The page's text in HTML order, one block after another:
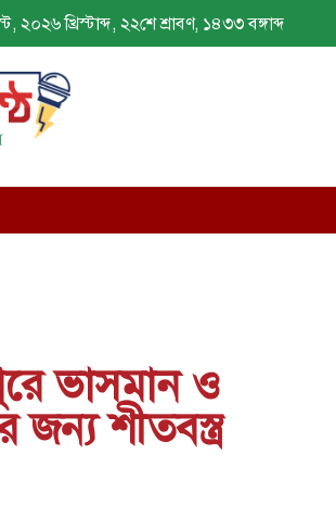
খ্রিস্টাব্দ, ২২শে শ্রাবণ, ১৪৩৩ বঙ্গাব্দ
ভাসমান ও
জন্য শীতবস্ত্র